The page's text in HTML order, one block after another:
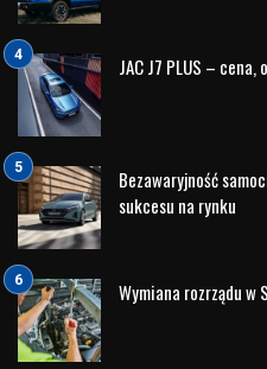
JAC J7 PLUS –
Bezawaryjność
sukcesu na rynku
Wymiana rozrządu w